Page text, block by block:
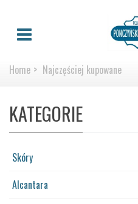
Home > Najczęściej kupowane
KATEGORIE
Skóry
Alcantara